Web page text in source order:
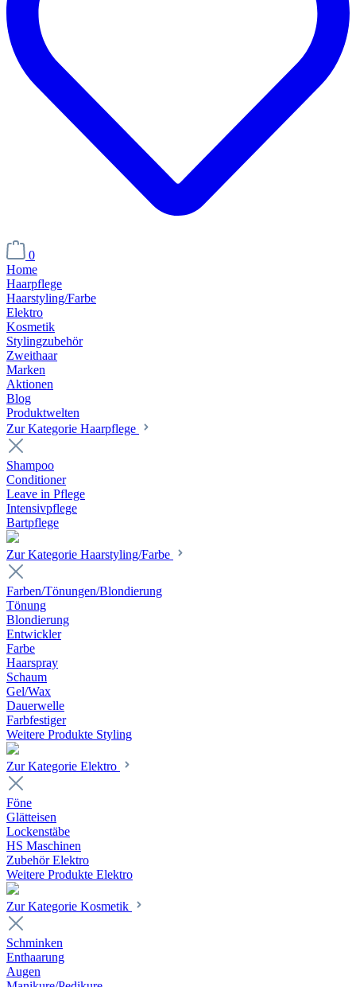
0
Home
Haarpflege
Haarstyling/Farbe
Elektro
Kosmetik
Stylingzubehör
Zweithaar
Marken
Aktionen
Blog
Produktwelten
Zur Kategorie Haarpflege
Shampoo
Conditioner
Leave in Pflege
Intensivpflege
Bartpflege
Zur Kategorie Haarstyling/Farbe
Farben/Tönungen/Blondierung
Tönung
Blondierung
Entwickler
Farbe
Haarspray
Schaum
Gel/Wax
Dauerwelle
Farbfestiger
Weitere Produkte Styling
Zur Kategorie Elektro
Föne
Glätteisen
Lockenstäbe
HS Maschinen
Zubehör Elektro
Weitere Produkte Elektro
Zur Kategorie Kosmetik
Schminken
Enthaarung
Augen